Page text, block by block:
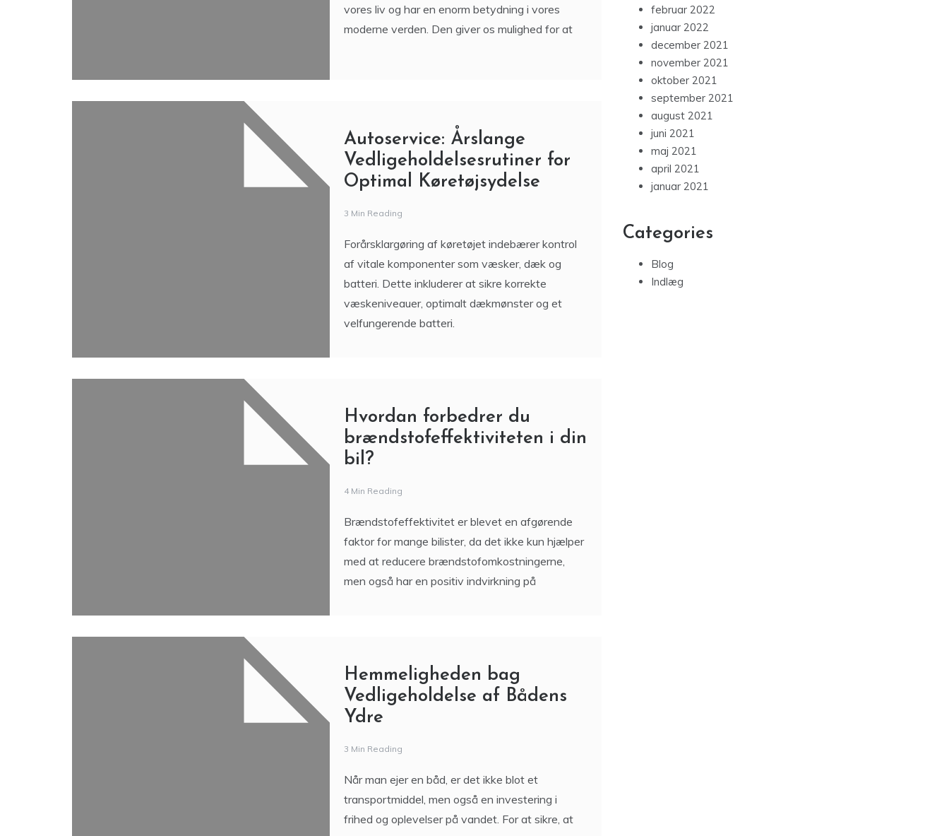
vores liv og har en enorm betydning i vores
moderne verden. Den giver os mulighed for at
Autoservice: Årslange
Vedligeholdelsesrutiner for
Optimal Køretøjsydelse
3 Min Reading
Forårsklargøring af køretøjet indebærer kontrol
af vitale komponenter som væsker, dæk og
batteri. Dette inkluderer at sikre korrekte
væskeniveauer, optimalt dækmønster og et
velfungerende batteri.
Hvordan forbedrer du
brændstofeffektiviteten i din
bil?
4 Min Reading
Brændstofeffektivitet er blevet en afgørende
faktor for mange bilister, da det ikke kun hjælper
med at reducere brændstofomkostningerne,
men også har en positiv indvirkning på
Hemmeligheden bag
Vedligeholdelse af Bådens
Ydre
3 Min Reading
Når man ejer en båd, er det ikke blot et
transportmiddel, men også en investering i
frihed og oplevelser på vandet. For at sikre, at
februar 2022
januar 2022
december 2021
november 2021
oktober 2021
september 2021
august 2021
juni 2021
maj 2021
april 2021
januar 2021
Categories
Blog
Indlæg